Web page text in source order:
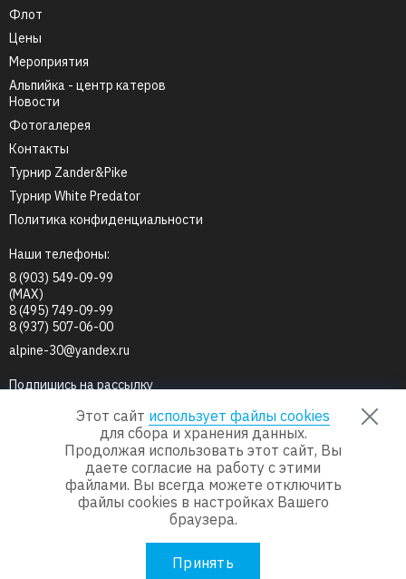
Флот
Цены
Мероприятия
Альпийка - центр катеров
Новости
Фотогалерея
Контакты
Турнир Zander&Pike
Турнир White Predator
Политика конфиденциальности
Наши телефоны:
8 (903) 549-09-99
(MAX)
8 (495) 749-09-99
8 (937) 507-06-00
alpine-30@yandex.ru
Подпишись на рассылку
Мы в соц.сетях
Этот сайт использует файлы cookies
для сбора и хранения данных.
Продолжая использовать этот сайт, Вы
даете согласие на работу с этими
файлами. Вы всегда можете отключить
файлы cookies в настройках Вашего
браузера.
Принять